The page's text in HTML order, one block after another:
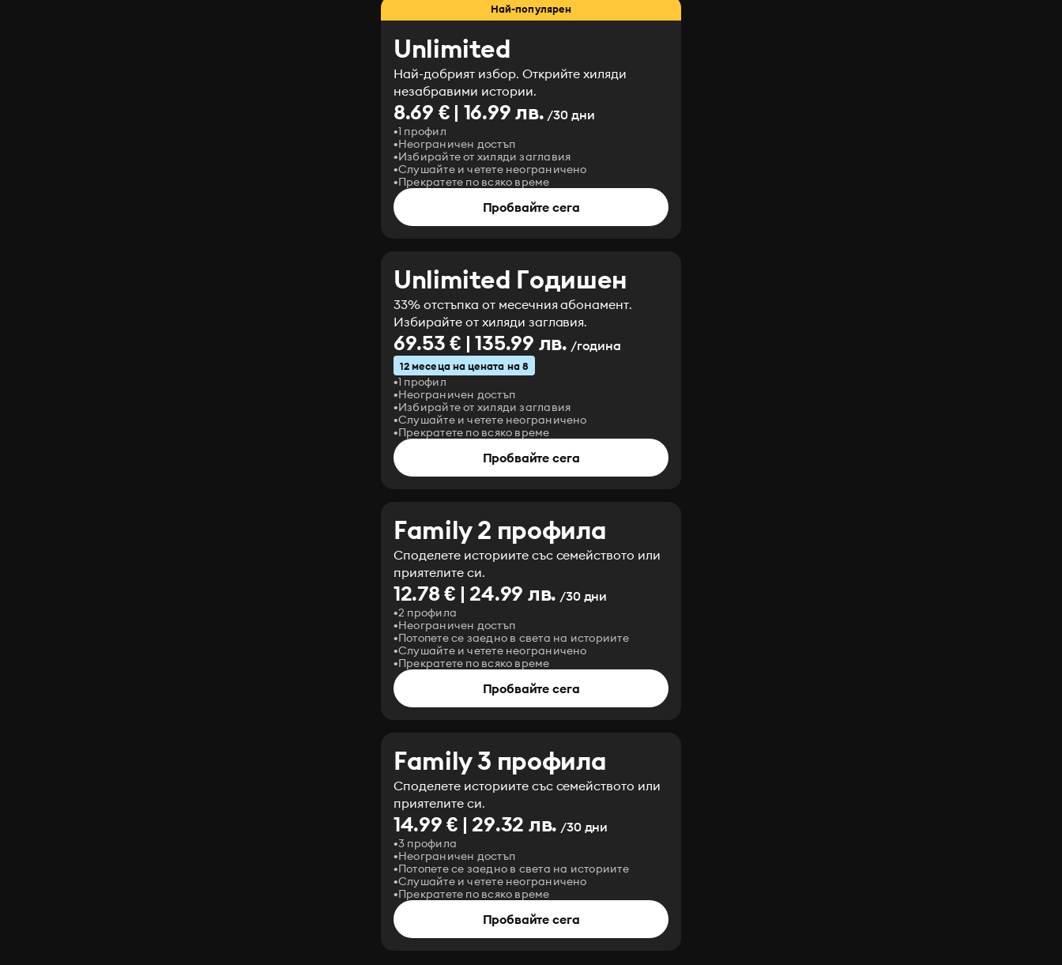
Най-популярен
Unlimited
Най-добрият избор. Открийте хиляди
незабравими истории.
8.69 € | 16.99 лв. /30 дни
1 профил
Неограничен достъп
Избирайте от хиляди заглавия
Слушайте и четете неограничено
Прекратете по всяко време
Пробвайте сега
Unlimited Годишен
33% отстъпка от месечния абонамент.
Избирайте от хиляди заглавия.
69.53 € | 135.99 лв. /година
12 месеца на цената на 8
1 профил
Неограничен достъп
Избирайте от хиляди заглавия
Слушайте и четете неограничено
Прекратете по всяко време
Пробвайте сега
Family 2 профила
Споделете историите със семейството или
приятелите си.
12.78 € | 24.99 лв. /30 дни
2 профила
Неограничен достъп
Потопете се заедно в света на историите
Слушайте и четете неограничено
Прекратете по всяко време
Пробвайте сега
Family 3 профила
Споделете историите със семейството или
приятелите си.
14.99 € | 29.32 лв. /30 дни
3 профила
Неограничен достъп
Потопете се заедно в света на историите
Слушайте и четете неограничено
Прекратете по всяко време
Пробвайте сега